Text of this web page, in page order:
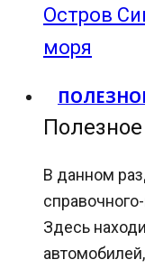
Остров
моря
Полезное
В данном
Здесь